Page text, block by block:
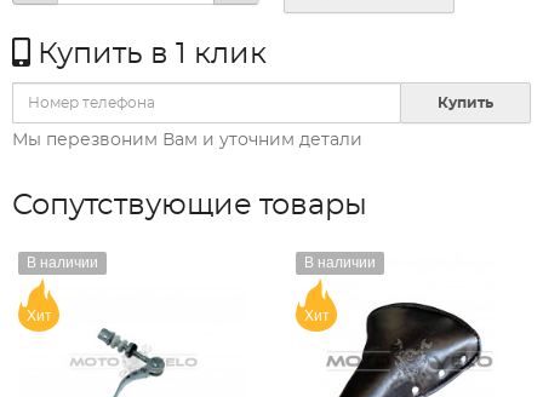
Купить в 1 клик
Купить
Мы перезвоним Вам и уточним детали
Сопутствующие товары
В наличии
Хит
В наличии
Хит